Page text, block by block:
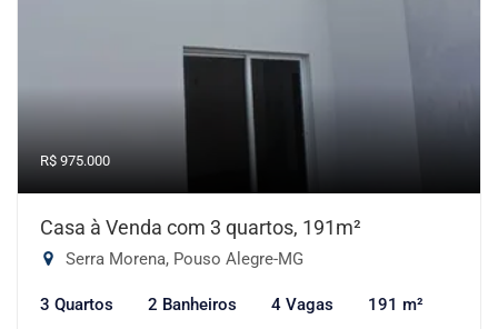
R$ 975.000
Casa à Venda com 3 quartos, 191m²
Serra Morena, Pouso Alegre-MG
3 Quartos 2 Banheiros 4 Vagas 191 m²